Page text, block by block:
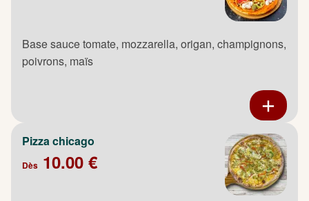
Base sauce tomate, mozzarella, origan, champignons,
poivrons, maïs
Pizza chicago
Dès 10.00 €